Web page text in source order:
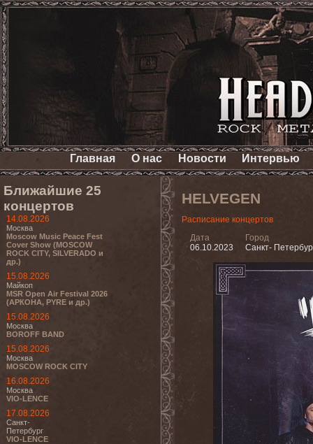
Главная О нас Новости Интервью
Ближайшие 25
концертов
14.08.2026
Москва
Moscow Music Peace Fest
Cover Show (MOSCOW
ROCK CITY, SILVERADO и
др.)
15.08.2026
Майкоп
MSR Open Air Festival 2026
(АРКОНА, PYRE и др.)
15.08.2026
Москва
BOROFF BAND
15.08.2026
Москва
MOSCOW ROCK CITY
16.08.2026
Москва
VIO-LENCE
17.08.2026
Санкт-
Петербург
VIO-LENCE
HELVEGEN
Расписание концертов
Дата
06.10.2023
Город
Санкт-